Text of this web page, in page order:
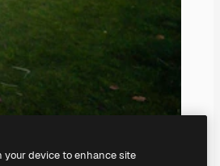
your device to enhance site